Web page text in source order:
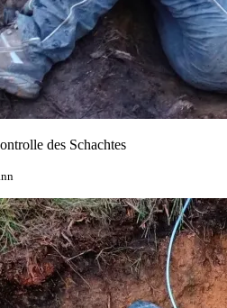
des Schachtes